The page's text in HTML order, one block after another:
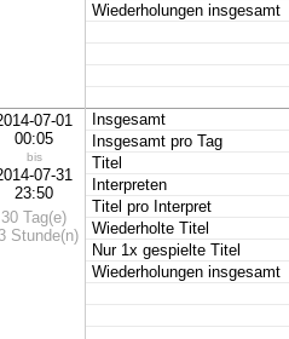
Wiederholungen insgesamt
07-01
00:05
bis
07-31
23:50
30 Tag(e)
Stunde(n)
Insgesamt
Insgesamt pro Tag
Titel
Interpreten
Titel pro Interpret
Wiederholte Titel
Nur 1x gespielte Titel
Wiederholungen insgesamt